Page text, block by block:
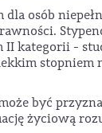
dla osób
II kategorii -
stopniem
być
życiową